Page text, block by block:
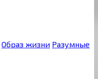
Образ жизни Разумные